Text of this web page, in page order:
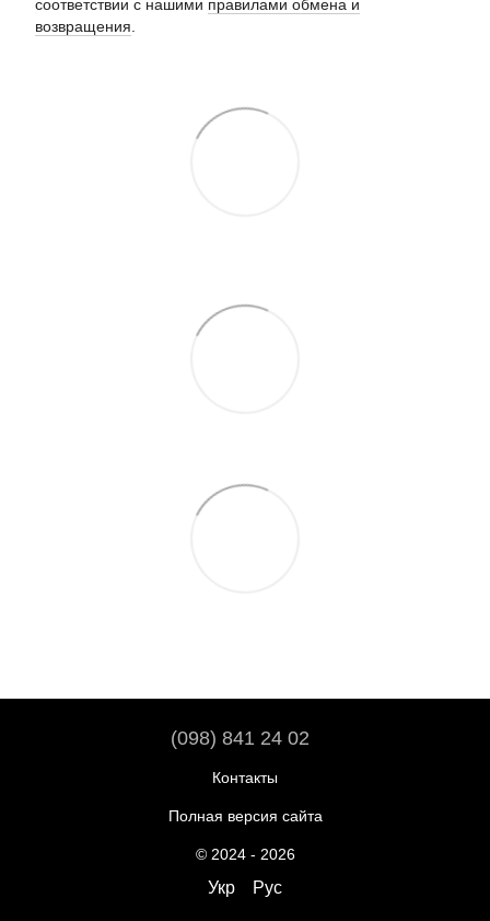
соответствии с нашими правилами обмена и
возвращения
(098) 841 24 02
Контакты
Полная версия сайта
© 2024 - 2026
Укр Рус